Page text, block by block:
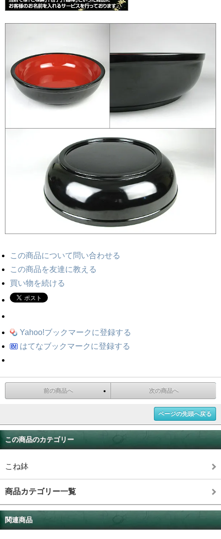
この商品について問い合わせる
この商品を友達に教える
買い物を続ける
Yahoo!ブックマークに登録する
はてなブックマークに登録する
前の商品へ 次の商品へ
ページの先頭へ戻る
この商品のカテゴリー
こね鉢
商品カテゴリー一覧
関連商品